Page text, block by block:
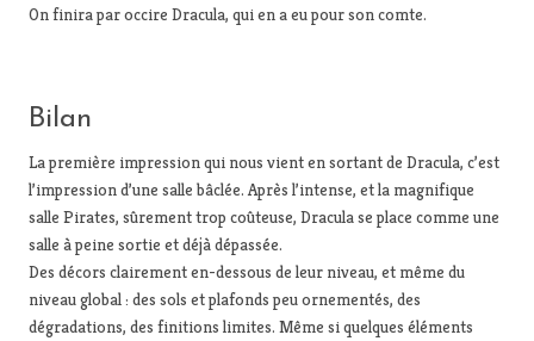
On finira par occire Dracula, qui en a eu pour son comte.
Bilan
La première impression qui nous vient en sortant de Dracula, c’est
l’impression d’une salle bâclée. Après l’intense, et la magnifique
salle Pirates, sûrement trop coûteuse, Dracula se place comme une
salle à peine sortie et déjà dépassée.
Des décors clairement en-dessous de leur niveau, et même du
niveau global : des sols et plafonds peu ornementés, des
dégradations, des finitions limites. Même si quelques éléments